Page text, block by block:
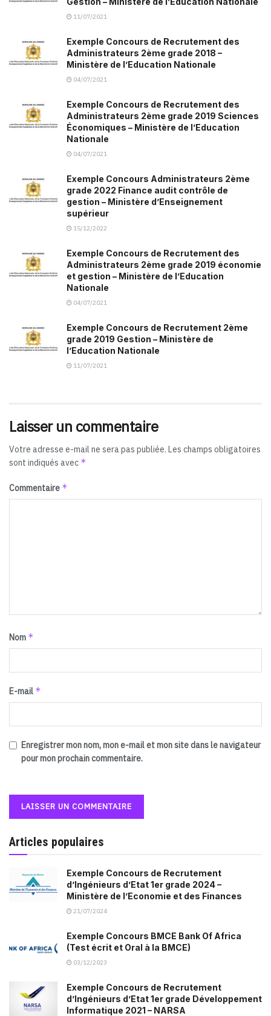
11/07/2021
Exemple Concours de Recrutement des
Administrateurs 2ème grade 2018 –
Ministère de l’Education Nationale
04/07/2021
Exemple Concours de Recrutement des
Administrateurs 2ème grade 2019 Sciences
Économiques – Ministère de l’Education
Nationale
04/07/2021
Exemple Concours Administrateurs 2ème
grade 2022 Finance audit contrôle de
gestion – Ministère d’Enseignement
supérieur
15/12/2022
Exemple Concours de Recrutement des
Administrateurs 2ème grade 2019 économie
et gestion – Ministère de l’Education
Nationale
04/07/2021
Exemple Concours de Recrutement 2ème
grade 2019 Gestion – Ministère de
l’Education Nationale
11/07/2021
Laisser un commentaire
Votre adresse e-mail ne sera pas publiée. Les champs obligatoires
sont indiqués avec *
Commentaire *
Nom *
E-mail *
Enregistrer mon nom, mon e-mail et mon site dans le navigateur
pour mon prochain commentaire.
Articles populaires
Exemple Concours de Recrutement
d’Ingénieurs d’Etat 1er grade 2024 –
Ministère de l’Economie et des Finances
21/07/2024
Exemple Concours BMCE Bank Of Africa
(Test écrit et Oral à la BMCE)
03/12/2023
Exemple Concours de Recrutement
d’Ingénieurs d’Etat 1er grade Développement
Informatique 2021 – NARSA